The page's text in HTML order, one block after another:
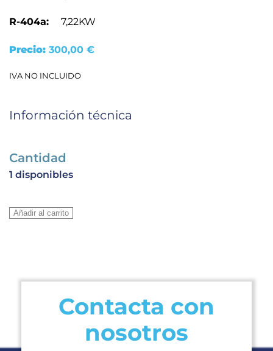
R-404a: 7,22KW
Precio: 300,00 €
IVA NO INCLUIDO
Información técnica
Cantidad
1 disponibles
C-
3,5HP
404A
Añadir al carrito
Contacta con
nosotros